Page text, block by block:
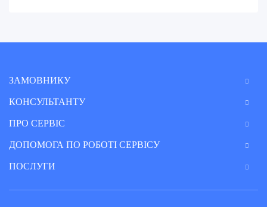
ЗАМОВНИКУ
КОНСУЛЬТАНТУ
ПРО СЕРВІС
ДОПОМОГА ПО РОБОТІ СЕРВІСУ
ПОСЛУГИ